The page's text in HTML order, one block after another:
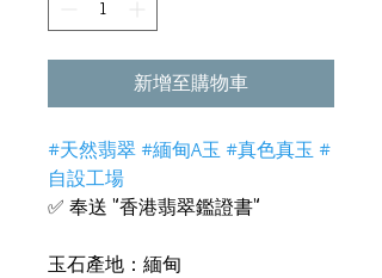
新增至購物車
#天然翡翠 #緬甸A玉 #真色真玉 #
自設工場
✅ 奉送 "香港翡翠鑑證書"
玉石產地：緬甸